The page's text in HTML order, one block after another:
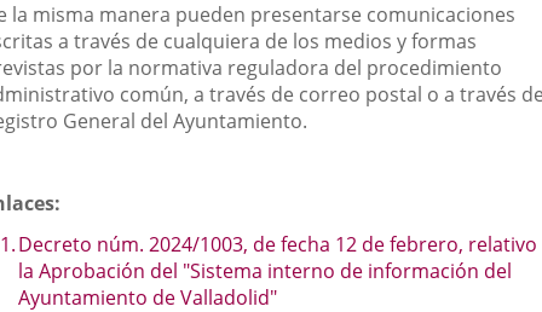
la misma manera pueden presentarse comunicaciones
a través de cualquiera de los medios y formas
por la normativa reguladora del procedimiento
común, a través de correo postal o a través
General del Ayuntamiento.
Decreto núm. 2024/1003, de fecha 12 de febrero, relativo
la Aprobación del "Sistema interno de información del
Ayuntamiento de Valladolid"